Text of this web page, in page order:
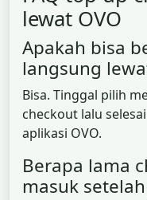
lewat OVO
Apakah bisa
langsung
Bisa. Tinggal pilih
checkout lalu
aplikasi OVO.
Berapa lama
masuk